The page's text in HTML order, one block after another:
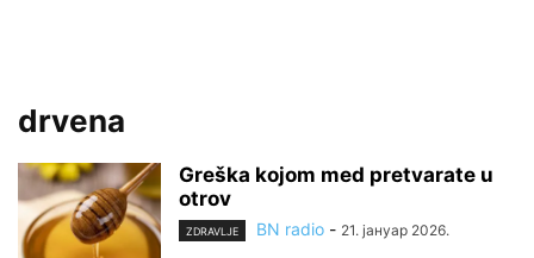
drvena
Greška kojom med pretvarate u
otrov
ZDRAVLJE BN radio - 21. јануар 2026.